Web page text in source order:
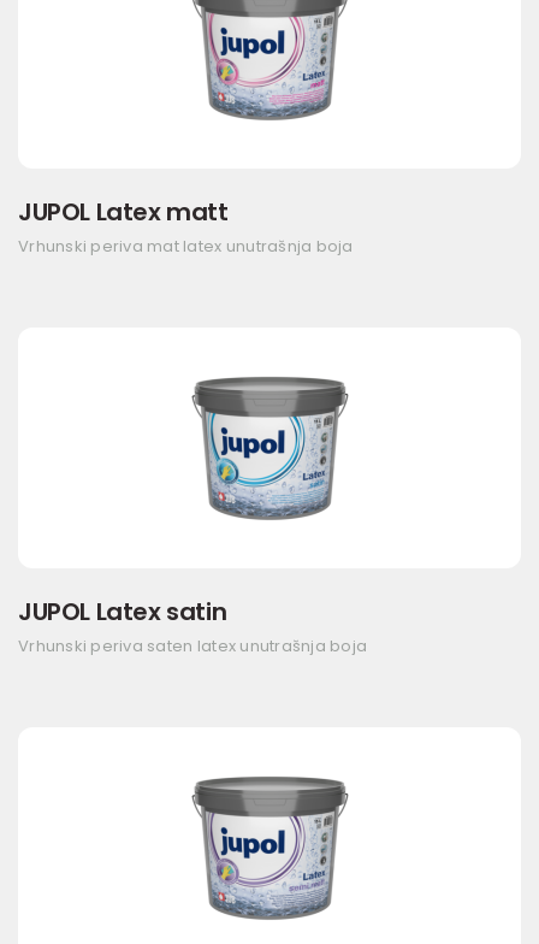
JUPOL Latex matt
Vrhunski periva mat latex unutrašnja boja
JUPOL Latex satin
Vrhunski periva saten latex unutrašnja boja